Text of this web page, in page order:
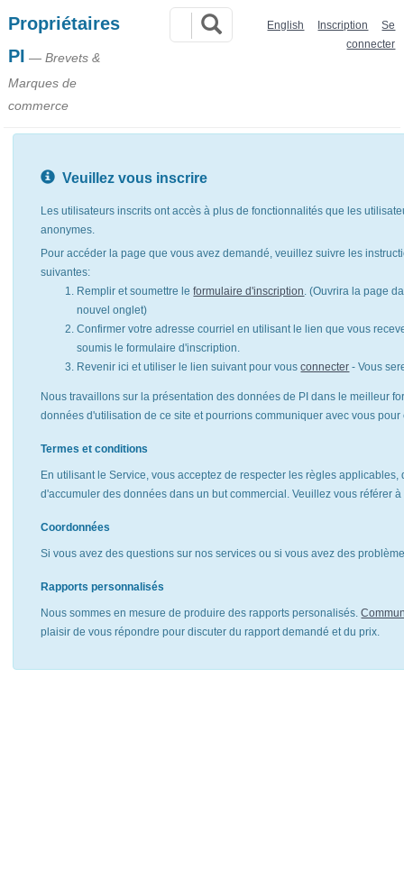
Propriétaires
PI — Brevets &
Marques de
commerce
English Inscription
Se
connecter
Veuillez vous inscrire
Les utilisateurs inscrits ont accès à plus de fonctionnalités que les
anonymes.
Pour accéder la page que vous avez demandé, veuillez suivre les
suivantes:
Remplir et soumettre leformulaire d'inscription. (Ouvrira la page
nouvel onglet)
Confirmer votre adresse courriel en utilisant le lien que vous
soumis le formulaire d'inscription.
Revenir ici et utiliser le lien suivant pour vousconnecter - Vous
Nous travaillons sur la présentation des données de PI dans le meilleur
données d'utilisation de ce site et pourrions communiquer avec vous
Termes et conditions
En utilisant le Service, vous acceptez de respecter les règles
d'accumuler des données dans un but commercial. Veuillez vous référer
Coordonnées
Si vous avez des questions sur nos services ou si vous avez des
Rapports personnalisés
Nous sommes en mesure de produire des rapports personalisés.
plaisir de vous répondre pour discuter du rapport demandé et du prix.